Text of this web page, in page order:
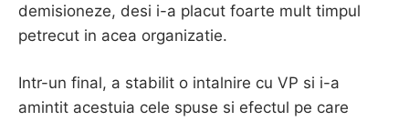
demisioneze, desi i-a placut foarte mult timpul
petrecut in acea organizatie.
Intr-un final, a stabilit o intalnire cu VP si i-a
amintit acestuia cele spuse si efectul pe care